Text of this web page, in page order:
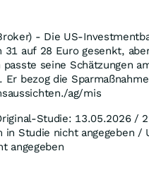
- Die US-
31 auf 28 Euro gesenkt,
seine Schätzungen
Er bezog die
ag/mis
Studie: 13.05.2026 /
in Studie nicht angegeben
angegeben